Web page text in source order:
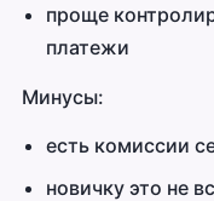
проще
платежи
Минусы:
есть комиссии
новичку это не